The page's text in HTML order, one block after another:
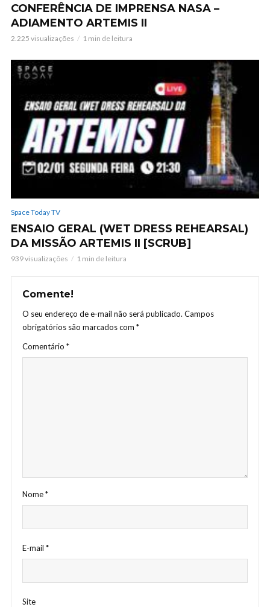
CONFERÊNCIA DE IMPRENSA NASA –
ADIAMENTO ARTEMIS II
2.225 visualizações 1 min de leitura
Space Today TV
ENSAIO GERAL (WET DRESS REHEARSAL)
DA MISSÃO ARTEMIS II [SCRUB]
939 visualizações 1 min de leitura
Comente!
O seu endereço de e-mail não será publicado. Campos
obrigatórios são marcados com *
Comentário *
Nome*
E-mail *
Site